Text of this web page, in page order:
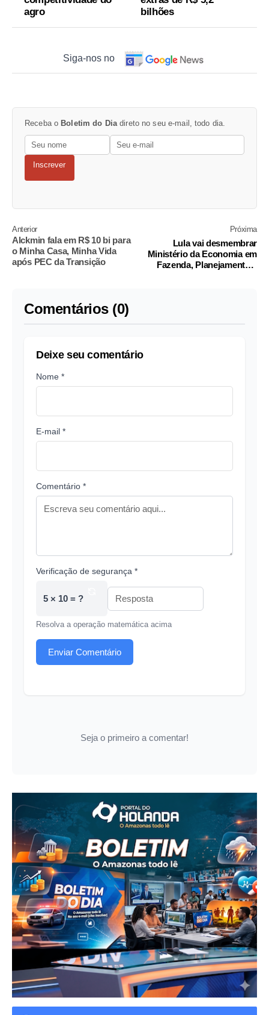
agro
bilhões
Siga-nos no
Receba o Boletim do Diadireto no seu e-mail, todo dia.
Inscrever
Anterior
Alckmin fala em R$ 10 bi para
o Minha Casa, Minha Vida
após PEC da Transição
Próxima
Lula vai desmembrar
Ministério da Economia em
Fazenda, Planejamento e
Comentários (0)
Deixe seu comentário
Nome *
E-mail *
Comentário *
Verificação de segurança *
5 × 10 = ?
Resolva a operação matemática acima
Enviar Comentário
Seja o primeiro a comentar!